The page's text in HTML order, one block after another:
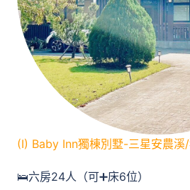
(I) Baby Inn獨棟別墅-三星安農溪
🛌六房24人（可➕床6位）